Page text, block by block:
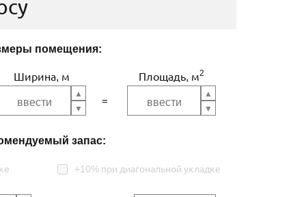
помещения:
Ширина, м Площадь, м2
запас:
+10% при диагональной укладке